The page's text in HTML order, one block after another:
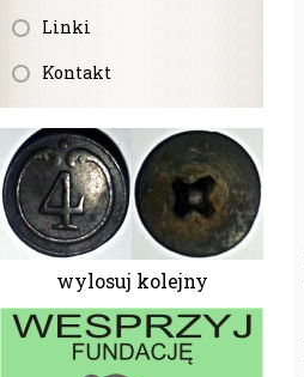
Linki
Kontakt
wylosuj kolejny